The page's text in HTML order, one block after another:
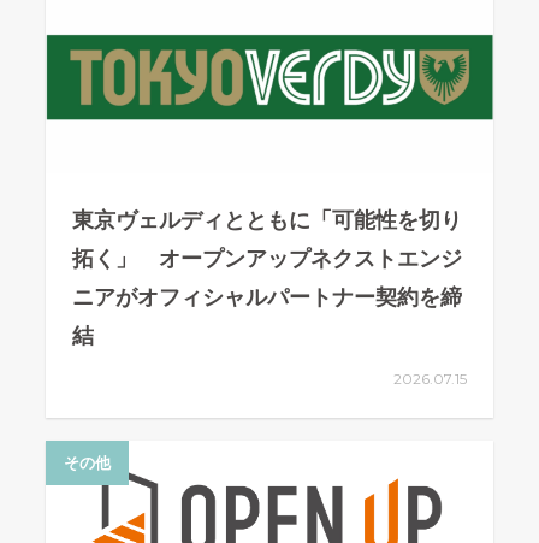
東京ヴェルディとともに「可能性を切り
拓く」 オープンアップネクストエンジ
ニアがオフィシャルパートナー契約を締
結
2026.07.15
その他